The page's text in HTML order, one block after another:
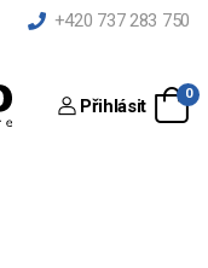
+420 737 283 750
Přihlásit
0